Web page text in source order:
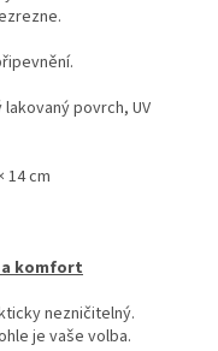
povrch, UV
14 cm
a komfort
nezničitelný.
je vaše volba.